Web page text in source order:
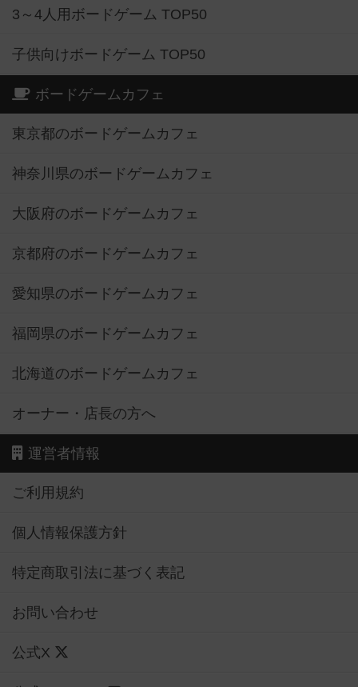
3～4人用ボードゲーム TOP50
子供向けボードゲーム TOP50
ボードゲームカフェ
東京都のボードゲームカフェ
神奈川県のボードゲームカフェ
大阪府のボードゲームカフェ
京都府のボードゲームカフェ
愛知県のボードゲームカフェ
福岡県のボードゲームカフェ
北海道のボードゲームカフェ
オーナー・店長の方へ
運営者情報
ご利用規約
個人情報保護方針
特定商取引法に基づく表記
お問い合わせ
公式X